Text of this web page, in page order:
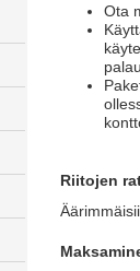
Ota
Riitojen